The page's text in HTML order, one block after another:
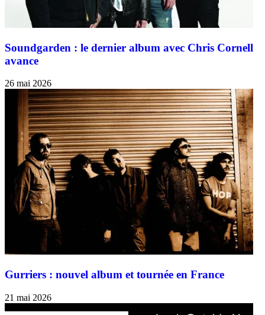
Soundgarden : le dernier album avec Chris Cornell
avance
26 mai 2026
Gurriers : nouvel album et tournée en France
21 mai 2026